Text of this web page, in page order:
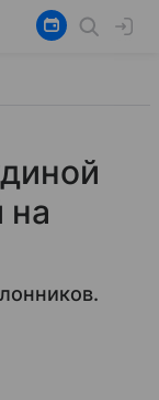
на